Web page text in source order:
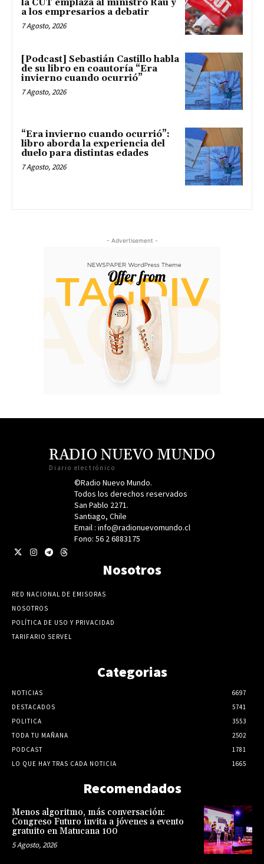
la CUT emplaza al ministro Rau y
a los empresarios a debatir
7 Agosto, 2026
[Podcast] Sebastián Castillo habla
de su libro en coautoría “Era
invierno cuando ocurrió”
7 Agosto, 2026
“Era invierno cuando ocurrió”:
libro aborda la experiencia del
duelo para distintas edades
7 Agosto, 2026
- Advertisement -
RADIO NUEVO MUNDO
Diario electrónico
©Radio Nuevo Mundo.
Todos los derechos reservados
San Pablo 2271.
Santiago, Chile
Email : info@radionuevomundo.cl
Fono: 56 2 6883175
Nosotros
RED NACIONAL DE EMISORAS
NOSOTROS
POLÍTICA DE USO Y PRIVACIDAD
TARIFARIO SERVEL
Categorias
NOTICIAS
6697
DESTACADOS
5741
POLITICA
3553
TODA TU MAÑANA
2502
PODCAST
1781
LO QUE HAY TRAS CADA NOTICIA
1665
Recomendados
Menos algoritmo, más conversación:
Congreso Futuro invita a jóvenes a evento
gratuito en Matucana 100
5 Agosto, 2026